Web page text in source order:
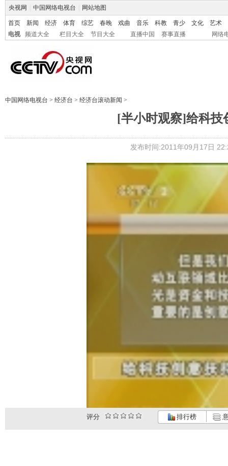
央视网 中国网络电视台 网站地图
首页 新闻 经济 体育 综艺 春晚 戏曲 音乐 科教 青少 文化
艺术
电视
频道大全 栏目大全 节目大全 直播中国 赛事直播 网络
中国网络电视台 > 经济台 > 经济台滚动新闻 >
[半小时观察]给科技
发布时间:2011年09月17日
评分 排行榜